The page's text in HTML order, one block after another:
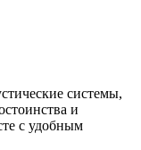
системы,
и
с удобным